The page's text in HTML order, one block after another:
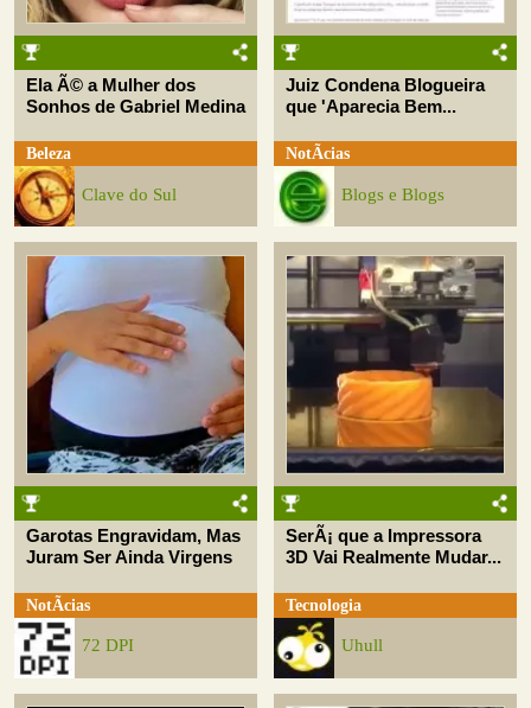
Ela Ã© a Mulher dos
Sonhos de Gabriel Medina
Beleza
Clave do Sul
Juiz Condena Blogueira
que 'Aparecia Bem...
NotÃ­cias
Blogs e Blogs
Garotas Engravidam, Mas
Juram Ser Ainda Virgens
NotÃ­cias
72 DPI
SerÃ¡ que a Impressora
3D Vai Realmente Mudar...
Tecnologia
Uhull